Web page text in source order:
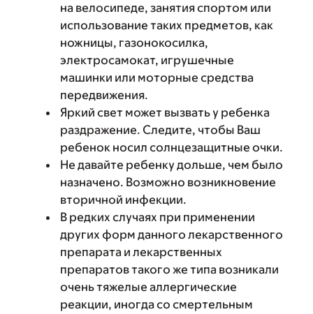
на велосипеде, занятия спортом или
использование таких предметов, как
ножницы, газонокосилка,
электросамокат, игрушечные
машинки или моторные средства
передвижения.
Яркий свет может вызвать у ребенка
раздражение. Следите, чтобы Ваш
ребенок носил солнцезащитные очки.
Не давайте ребенку дольше, чем было
назначено. Возможно возникновение
вторичной инфекции.
В редких случаях при применении
других форм данного лекарственного
препарата и лекарственных
препаратов такого же типа возникали
очень тяжелые аллергические
реакции, иногда со смертельным